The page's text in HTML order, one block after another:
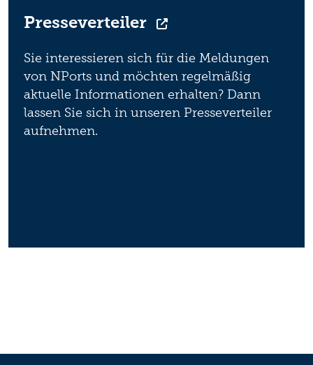
Presseverteiler
Sie interessieren sich für die Meldungen
von NPorts und möchten regelmäßig
aktuelle Informationen erhalten? Dann
lassen Sie sich in unseren Presseverteiler
aufnehmen.